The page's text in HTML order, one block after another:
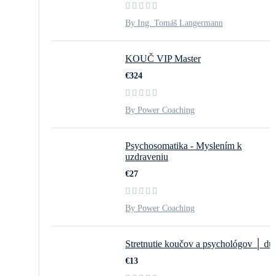
By Ing. Tomáš Langermann
KOUČ VIP Master
€324
By Power Coaching
Psychosomatika - Myslením k
uzdraveniu
€27
By Power Coaching
Stretnutie koučov a psychológov │
€13